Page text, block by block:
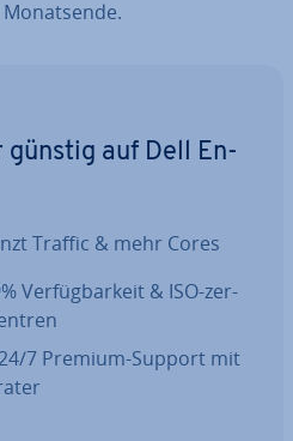
günstig auf Dell En­
Traffic & mehr Cores
Ver­füg­bar­keit & ISO-zer­
7 Premium-Support mit